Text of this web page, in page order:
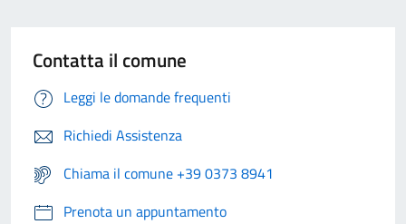
Contatta il comune
Leggi le domande frequenti
Richiedi Assistenza
Chiama il comune +39 0373 8941
Prenota un appuntamento